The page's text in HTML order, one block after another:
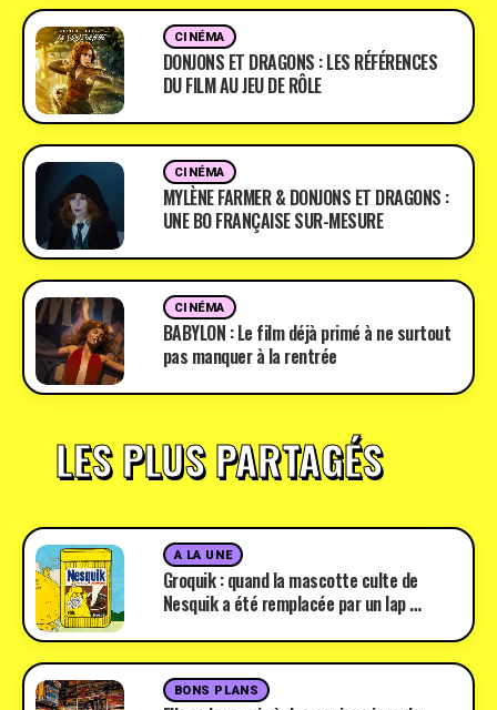
CINÉMA
DONJONS ET DRAGONS : LES RÉFÉRENCES
DU FILM AU JEU DE RÔLE
CINÉMA
MYLÈNE FARMER & DONJONS ET DRAGONS :
UNE BO FRANÇAISE SUR-MESURE
CINÉMA
BABYLON : Le film déjà primé à ne surtout
pas manquer à la rentrée
LES PLUS PARTAGÉS
A LA UNE
Groquik : quand la mascotte culte de
Nesquik a été remplacée par un lap …
BONS PLANS